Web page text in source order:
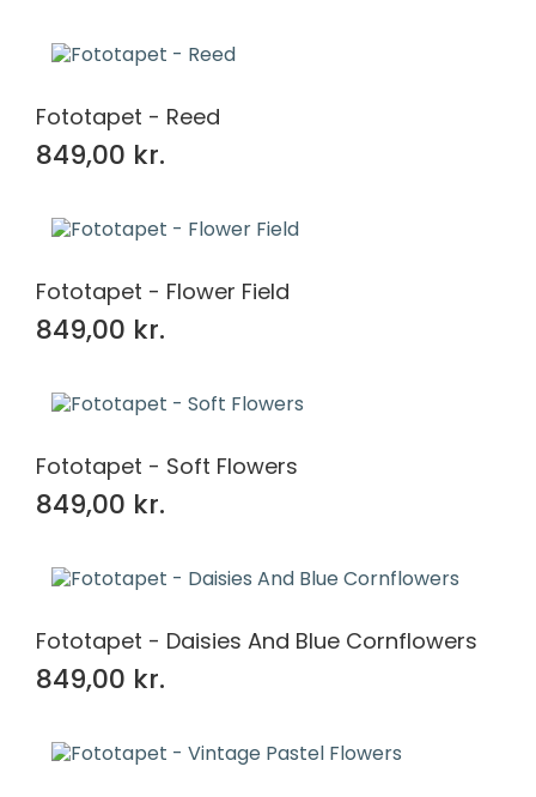
Fototapet - Reed
849,00 kr.
Fototapet - Flower Field
849,00 kr.
Fototapet - Soft Flowers
849,00 kr.
Fototapet - Daisies And Blue Cornflowers
849,00 kr.